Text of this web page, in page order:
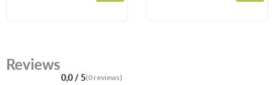
Reviews
0,0 / 5(0 reviews)